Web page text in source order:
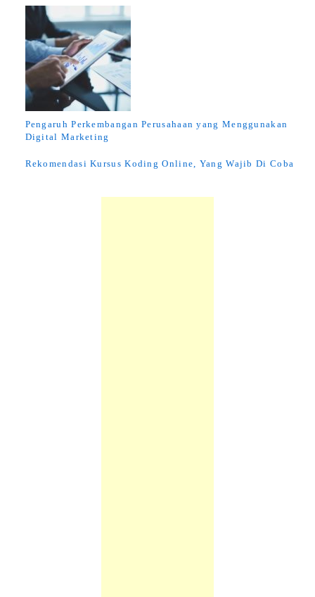
Pengaruh Perkembangan Perusahaan yang Menggunakan
Digital Marketing
Rekomendasi Kursus Koding Online, Yang Wajib Di Coba